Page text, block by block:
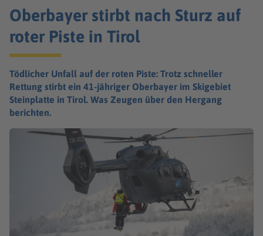
Oberbayer stirbt nach Sturz auf
roter Piste in Tirol
Tödlicher Unfall auf der roten Piste: Trotz schneller
Rettung stirbt ein 41-jähriger Oberbayer im Skigebiet
Steinplatte in Tirol. Was Zeugen über den Hergang
berichten.